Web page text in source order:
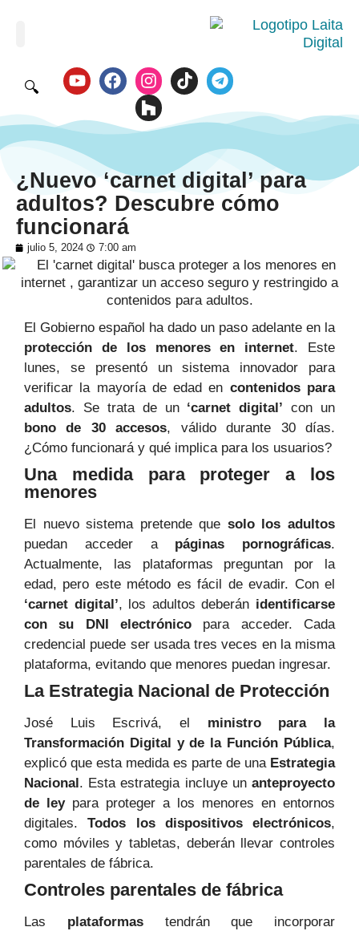
🔍
¿Nuevo ‘carnet digital’ para
adultos? Descubre cómo
funcionará
julio 5, 2024 7:00 am
El Gobierno español ha dado un paso adelante en la
protección de los menores en internet. Este
lunes, se presentó un sistema innovador para
verificar la mayoría de edad en contenidos para
adultos. Se trata de un ‘carnet digital’ con un
bono de 30 accesos, válido durante 30 días.
¿Cómo funcionará y qué implica para los usuarios?
Una medida para proteger a los
menores
El nuevo sistema pretende que solo los adultos
puedan acceder a páginas pornográficas.
Actualmente, las plataformas preguntan por la
edad, pero este método es fácil de evadir. Con el
‘carnet digital’, los adultos deberán identificarse
con su DNI electrónico para acceder. Cada
credencial puede ser usada tres veces en la misma
plataforma, evitando que menores puedan ingresar.
La Estrategia Nacional de Protección
José Luis Escrivá, el ministro para la
Transformación Digital y de la Función Pública,
explicó que esta medida es parte de una Estrategia
Nacional . Esta estrategia incluye un anteproyecto
de leypara proteger a los menores en entornos
digitales.Todos los dispositivos electrónicos,
como móviles y tabletas, deberán llevar controles
parentales de fábrica.
Controles parentales de fábrica
Las plataformastendrán que incorporar